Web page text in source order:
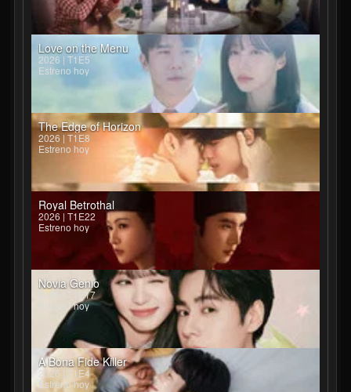
Love on the Menu
2026 | T1E5
Estreno hoy
The Edge of Horizon
2026 | T1E8
Estreno hoy
Royal Betrothal
2026 | T1E22
Estreno hoy
Novia Genio
2026 | T1E17
Estreno hoy
A Bona Fide Killer
2026 | T1E4
Estreno hoy